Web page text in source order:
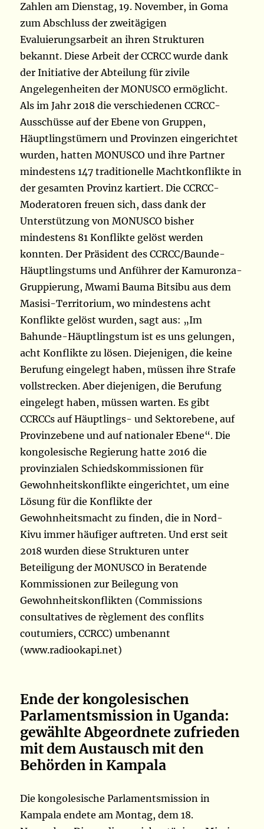
Zahlen am Dienstag, 19. November, in Goma
zum Abschluss der zweitägigen
Evaluierungsarbeit an ihren Strukturen
bekannt. Diese Arbeit der CCRCC wurde dank
der Initiative der Abteilung für zivile
Angelegenheiten der MONUSCO ermöglicht.
Als im Jahr 2018 die verschiedenen CCRCC-
Ausschüsse auf der Ebene von Gruppen,
Häuptlingstümern und Provinzen eingerichtet
wurden, hatten MONUSCO und ihre Partner
mindestens 147 traditionelle Machtkonflikte in
der gesamten Provinz kartiert. Die CCRCC-
Moderatoren freuen sich, dass dank der
Unterstützung von MONUSCO bisher
mindestens 81 Konflikte gelöst werden
konnten. Der Präsident des CCRCC/Baunde-
Häuptlingstums und Anführer der Kamuronza-
Gruppierung, Mwami Bauma Bitsibu aus dem
Masisi-Territorium, wo mindestens acht
Konflikte gelöst wurden, sagt aus: „Im
Bahunde-Häuptlingstum ist es uns gelungen,
acht Konflikte zu lösen. Diejenigen, die keine
Berufung eingelegt haben, müssen ihre Strafe
vollstrecken. Aber diejenigen, die Berufung
eingelegt haben, müssen warten. Es gibt
CCRCCs auf Häuptlings- und Sektorebene, auf
Provinzebene und auf nationaler Ebene“. Die
kongolesische Regierung hatte 2016 die
provinzialen Schiedskommissionen für
Gewohnheitskonflikte eingerichtet, um eine
Lösung für die Konflikte der
Gewohnheitsmacht zu finden, die in Nord-
Kivu immer häufiger auftreten. Und erst seit
2018 wurden diese Strukturen unter
Beteiligung der MONUSCO in Beratende
Kommissionen zur Beilegung von
Gewohnheitskonflikten (Commissions
consultatives de règlement des conflits
coutumiers, CCRCC) umbenannt
(www.radiookapi.net)
Ende der kongolesischen
Parlamentsmission in Uganda:
gewählte Abgeordnete zufrieden
mitdem Austausch mit den
Behörden in Kampala
Die kongolesische Parlamentsmission in
Kampala endete am Montag, dem 18.